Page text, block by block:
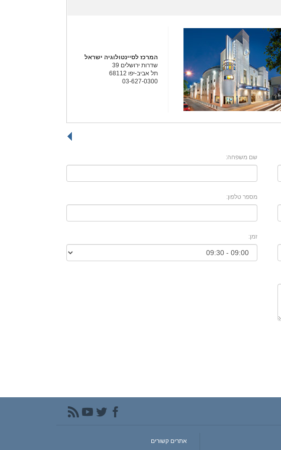
המרכז לסיינטולוגיה ישראל
שדרות ירושלים 39
תל אביב-יפו 68112
03-627-0300
שם משפחה:
מספר טלפון:
זמן:
אתרים קשורים